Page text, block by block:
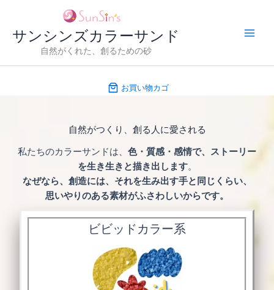
キ
サンシンズカラーサンド
自然がくれた、創るための砂
お買い物カゴ
自然がつくり、創る人に愛される
私たちのカラーサンドは、 色・質感・感情で、ストーリー
を生き生きと描き出します。
なぜなら、創造には、それを生み出す手と同じくらい、
思いやりのある素材がふさわしいからです。
ビビッドカラー系